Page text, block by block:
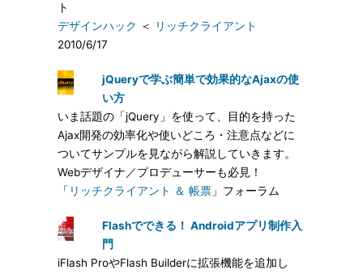
ト
デザインハック ＜
リッチクライアント
2010/6/17
jQueryで学ぶ簡単で効果的なAjaxの使
い方
いま話題の「jQuery」を使って、目的を持った
Ajax開発の効率化や使いどころ・注意点などに
ついてサンプルを見ながら解説していきます。
Webデザイナ／プロデューサーも必見！
「 リッチクライアント ＆ 帳票 」フォーラム
Flashでできる！ Androidアプリ制作入
門
iFlash ProやFlash Builderに拡張機能を追加し